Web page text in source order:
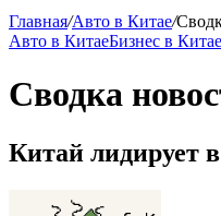
Главная/Авто в Китае/
Авто в КитаеБизнес в Китае
Сводка
Китай лидирует